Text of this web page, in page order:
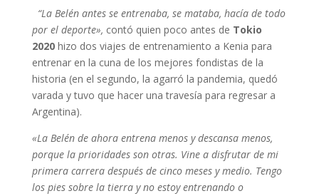
“La Belén antes se entrenaba, se mataba, hacía de todo
por el deporte», contó quien poco antes de Tokio
2020hizo dos viajes de entrenamiento a Kenia para
entrenar en la cuna de los mejores fondistas de la
historia (en el segundo, la agarró la pandemia, quedó
varada y tuvo que hacer una travesía para regresar a
Argentina).
«La Belén de ahora entrena menos y descansa menos,
porque la prioridades son otras. Vine a disfrutar de mi
primera carrera después de cinco meses y medio. Tengo
los pies sobre la tierra y no estoy entrenando o